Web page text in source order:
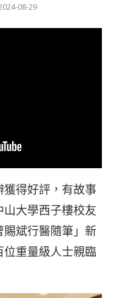
08-29
得好評，有故事
大學西子樓校友
斌行醫隨筆」新
重量級人士親臨